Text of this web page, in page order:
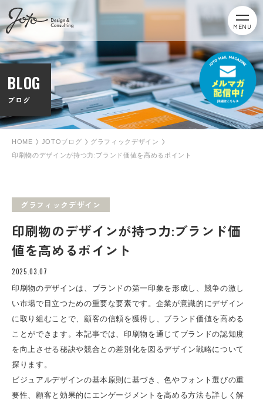
MENU
BLOG
ブログ
HOME JOTOブログ
グラフィックデザイン
印刷物のデザインが持つ力:ブランド価値を高めるポイント
グラフィックデザイン
印刷物のデザインが持つ力:ブランド価
値を高めるポイント
2025.03.07
印刷物のデザインは、ブランドの第一印象を形成し、競争の激し
い市場で目立つための重要な要素です。企業が意識的にデザイン
に取り組むことで、顧客の信頼を獲得し、ブランド価値を高める
ことができます。本記事では、印刷物を通じてブランドの認知度
を向上させる秘訣や競合との差別化を図るデザイン戦略について
探ります。
ビジュアルデザインの基本原則に基づき、色やフォント選びの重
要性、顧客と効果的にエンゲージメントを高める方法も詳しく解